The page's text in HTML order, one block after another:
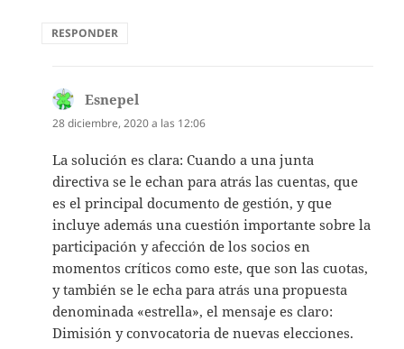
RESPONDER
Esnepel
28 diciembre, 2020 a las 12:06
La solución es clara: Cuando a una junta
directiva se le echan para atrás las cuentas, que
es el principal documento de gestión, y que
incluye además una cuestión importante sobre la
participación y afección de los socios en
momentos críticos como este, que son las cuotas,
y también se le echa para atrás una propuesta
denominada «estrella», el mensaje es claro:
Dimisión y convocatoria de nuevas elecciones.